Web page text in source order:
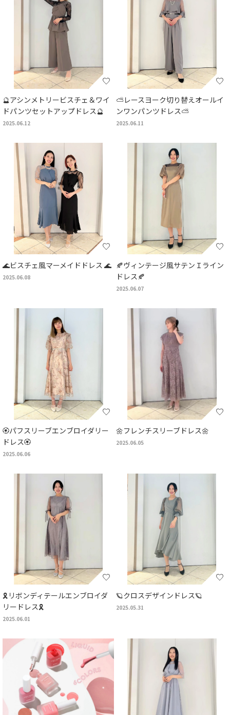
🔮アシンメトリービスチェ＆ワイ
ドパンツセットアップドレス🔮
2025.06.12
⛅レースヨーク切り替えオールイ
ンワンパンツドレス⛅
2025.06.11
🌊ビスチェ風マーメイドドレス 🌊
2025.06.08
🍂ヴィンテージ風サテンＩライン
ドレス🍂
2025.06.07
🏵️パフスリーブエンブロイダリー
ドレス🏵️
2025.06.06
🌼フレンチスリーブドレス🌼
2025.06.05
🎗️リボンディテールエンブロイダ
リードレス🎗️
2025.06.01
🪐クロスデザインドレス🪐
2025.05.31